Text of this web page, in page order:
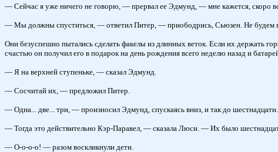
— Сейчас я уже ничего не говорю, — прервал ее Эдмунд, — мне кажется, скоро
— Мы должны спуститься, — ответил Питер, — приободрись, Сьюзен. Не будем
Они безуспешно пытались сделать факелы из длинных веток. Если их держать
счастью он получил его в подарок на день рождения всего неделю назад и
— Я на верхней ступеньке, — сказал Эдмунд.
— Сосчитай их, — предложил Питер.
— Одна... две... три, — произносил Эдмунд, спускаясь вниз, и так до
— Тогда это действительно Кэр-Паравел, — сказала Люси. — Их было
— О-о-о-о! — разом воскликнули дети.